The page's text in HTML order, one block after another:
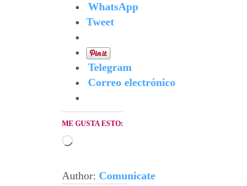
WhatsApp
Tweet
Telegram
Correo electrónico
ME GUSTA ESTO:
Cargando...
Author: Comunicate